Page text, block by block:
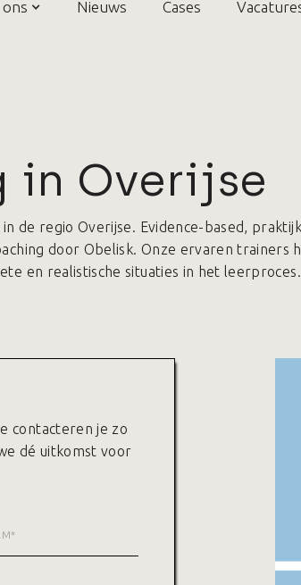
Nieuws Cases
in Overijse
de regio Overijse. Evidence-based,
door Obelisk. Onze ervaren trainers
en realistische situaties in het
contacteren je zo
dé uitkomst voor